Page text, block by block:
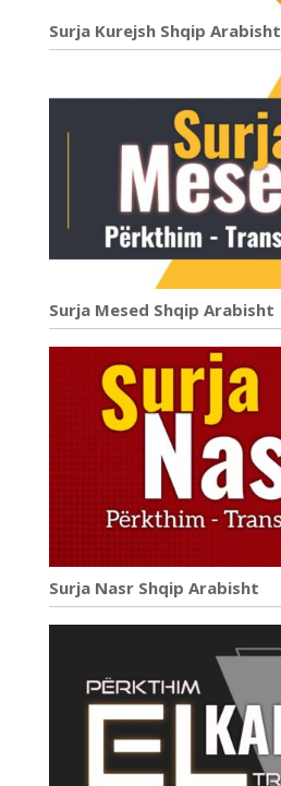
Surja Kurejsh Shqip Arabisht
Surja Mesed Shqip Arabisht
Surja Nasr Shqip Arabisht